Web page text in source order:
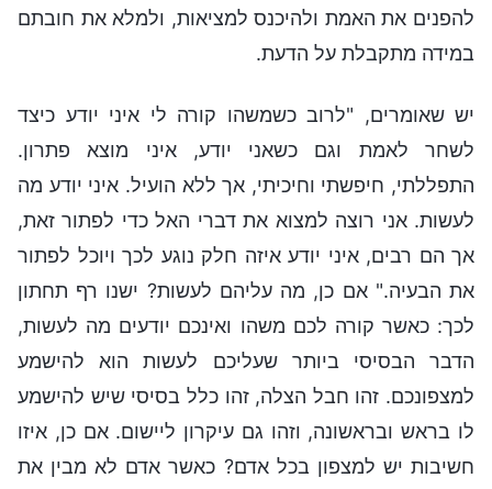
להפנים את האמת ולהיכנס למציאות, ולמלא את חובתם
במידה מתקבלת על הדעת.
יש שאומרים, "לרוב כשמשהו קורה לי איני יודע כיצד
לשחר לאמת וגם כשאני יודע, איני מוצא פתרון.
התפללתי, חיפשתי וחיכיתי, אך ללא הועיל. איני יודע מה
לעשות. אני רוצה למצוא את דברי האל כדי לפתור זאת,
אך הם רבים, איני יודע איזה חלק נוגע לכך ויוכל לפתור
את הבעיה." אם כן, מה עליהם לעשות? ישנו רף תחתון
לכך: כאשר קורה לכם משהו ואינכם יודעים מה לעשות,
הדבר הבסיסי ביותר שעליכם לעשות הוא להישמע
למצפונכם. זהו חבל הצלה, זהו כלל בסיסי שיש להישמע
לו בראש ובראשונה, וזהו גם עיקרון ליישום. אם כן, איזו
חשיבות יש למצפון בכל אדם? כאשר אדם לא מבין את